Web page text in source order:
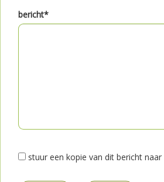
bericht*
stuur een kopie van dit bericht